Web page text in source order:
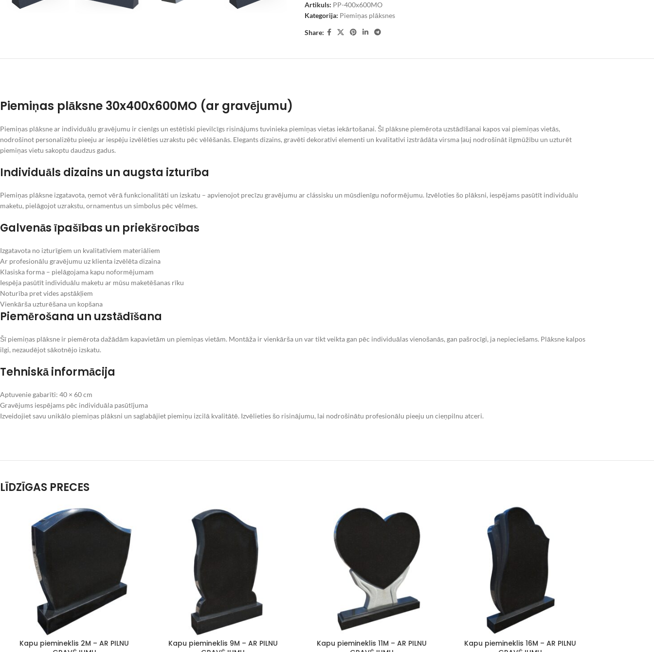
Artikuls: PP-400x600MO
Kategorija: Piemiņas plāksnes
Share:
Piemiņas plāksne 30x400x600MO (ar gravējumu)
Piemiņas plāksne ar individuālu gravējumu ir cienīgs un estētiski pievilcīgs risinājums tuvinieka piemiņas vietas iekārtošanai. Šī plāksne piemērota uzstādīšanai kapos vai piemiņas vietās,
nodrošinot personalizētu pieeju ar iespēju izvēlēties uzrakstu pēc vēlēšanās. Elegants dizains, gravēti dekoratīvi elementi un kvalitatīvi izstrādāta virsma ļauj nodrošināt ilgmūžību un uzturēt
piemiņas vietu sakoptu daudzus gadus.
Individuāls dizains un augsta izturība
Piemiņas plāksne izgatavota, ņemot vērā funkcionalitāti un izskatu – apvienojot precīzu gravējumu ar clássisku un mūsdienīgu noformējumu. Izvēloties šo plāksni, iespējams pasūtīt individuālu
maketu, pielāgojot uzrakstu, ornamentus un simbolus pēc vēlmes.
Galvenās īpašības un priekšrocības
Izgatavota no izturīgiem un kvalitatīviem materiāliem
Ar profesionālu gravējumu uz klienta izvēlēta dizaina
Klasiska forma – pielāgojama kapu noformējumam
Iespēja pasūtīt individuālu maketu ar mūsu maketēšanas rīku
Noturība pret vides apstākļiem
Vienkārša uzturēšana un kopšana
Piemērošana un uzstādīšana
Šī piemiņas plāksne ir piemērota dažādām kapavietām un piemiņas vietām. Montāža ir vienkārša un var tikt veikta gan pēc individuālas vienošanās, gan pašrocīgi, ja nepieciešams. Plāksne kalpos
ilgi, nezaudējot sākotnējo izskatu.
Tehniskā informācija
Aptuvenie gabarīti: 40 × 60 cm
Gravējums iespējams pēc individuāla pasūtījuma
Izveidojiet savu unikālo piemiņas plāksni un saglabājiet piemiņu izcilā kvalitātē. Izvēlieties šo risinājumu, lai nodrošinātu profesionālu pieeju un cieņpilnu atceri.
LĪDZĪGAS PRECES
Kapu piemineklis 2M – AR PILNU
Kapu piemineklis 9M – AR PILNU
Kapu piemineklis 11M – AR PILNU
Kapu piemineklis 16M – AR PILNU